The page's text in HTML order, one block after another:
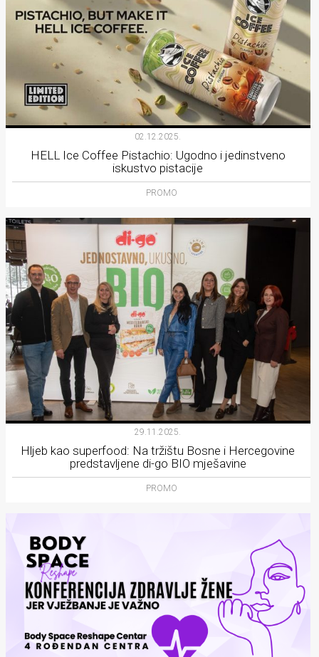
02.12.2025.
HELL Ice Coffee Pistachio: Ugodno i jedinstveno
iskustvo pistacije
PROMO
29.11.2025.
Hljeb kao superfood: Na tržištu Bosne i Hercegovine
predstavljene di-go BIO mješavine
PROMO